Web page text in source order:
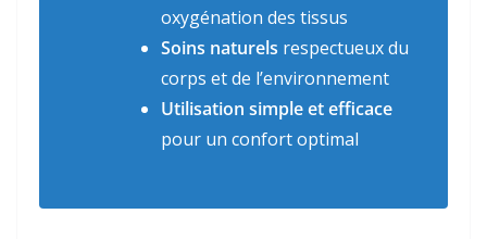
oxygénation des tissus
Soins naturels respectueux du
corps et de l’environnement
Utilisation simple et efficace
pour un confort optimal